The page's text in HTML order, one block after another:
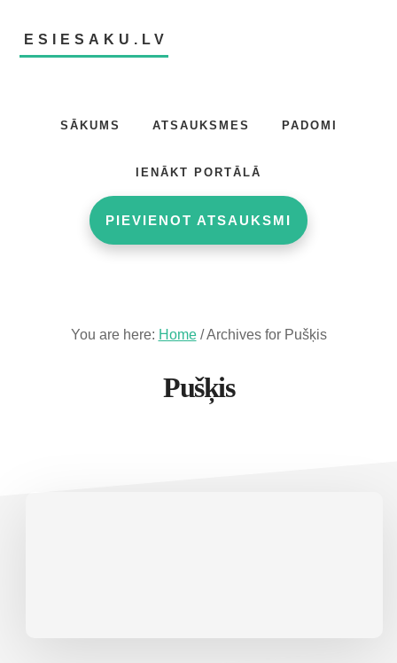
main
footerESIESAKU.LV
SĀKUMS ATSAUKSMES PADOMI
IENĀKT PORTĀLĀ
PIEVIENOT ATSAUKSMI
You are here: Home /Archives for Pušķis
Pušķis